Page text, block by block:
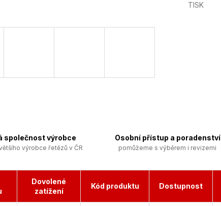
TISK
společnost výrobce
výrobce řetězů v ČR
Osobní přístup a poradenství
pomůžeme s výběrem i revizemi
Dovolené
zatížení
Kód produktu Dostupnost